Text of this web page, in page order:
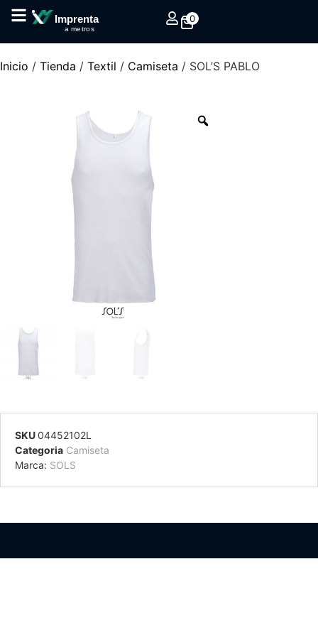
Imprenta
a metros
0
Inicio / Tienda / Textil / Camiseta / SOL’S PABLO
SKU04452102L
Categoria Camiseta
Marca: SOLS